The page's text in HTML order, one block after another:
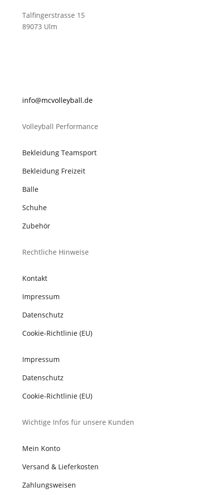
Talfingerstrasse 15
89073 Ulm
ed.ll
abyel
lovcm
@ofni
Volleyball Performance
Bekleidung Teamsport
Bekleidung Freizeit
Bälle
Schuhe
Zubehör
Rechtliche Hinweise
Kontakt
Impressum
Datenschutz
Cookie-Richtlinie (EU)
Impressum
Datenschutz
Cookie-Richtlinie (EU)
Wichtige Infos für unsere Kunden
Mein Konto
Versand & Lieferkosten
Zahlungsweisen